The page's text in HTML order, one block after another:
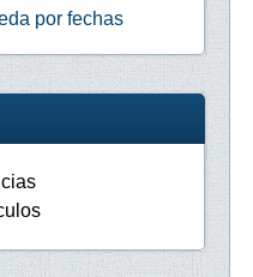
por fechas